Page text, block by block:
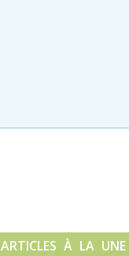
ARTICLES À LA UNE